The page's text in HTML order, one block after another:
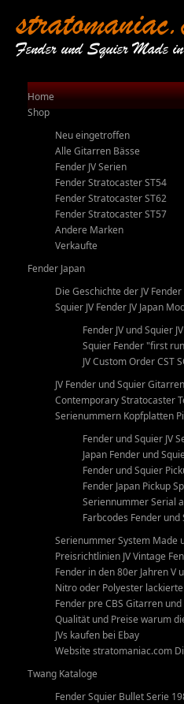
Fender und Squier Made
Home
Shop
Neu eingetroffen
Alle Gitarren Bässe
Fender JV Serien
Fender Stratocaster ST54
Fender Stratocaster ST62
Fender Stratocaster ST57
Andere Marken
Verkaufte
Fender Japan
Die Geschichte der JV
Squier JV Fender JV Japan
Fender JV und Squier
Squier Fender "first
JV Custom Order CST
JV Fender und Squier
Contemporary Stratocaster
Serienummern Kopfplatten
Fender und Squier JV
Japan Fender und
Fender und Squier
Fender Japan Pickup
Seriennummer Serial
Farbcodes Fender und
Serienummer System Made
Preisrichtlinien JV Vintage
Fender in den 80er Jahren V
Nitro oder Polyester
Fender pre CBS Gitarren
Qualität und Preise warum
JVs kaufen bei Ebay
Website stratomaniac.com
Twang Kataloge
Fender Squier Bullet Serie